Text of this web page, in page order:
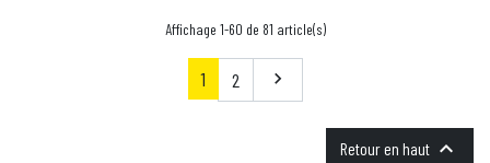
Affichage 1-60 de 81 article(s)
1 2 Suivant

Retour en haut 